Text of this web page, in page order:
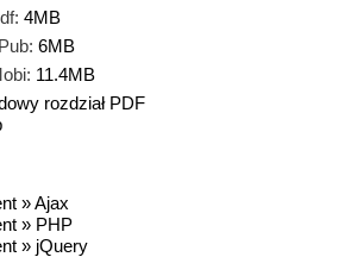
4MB
6MB
11.4MB
rozdział PDF
»Ajax
» PHP
» jQuery